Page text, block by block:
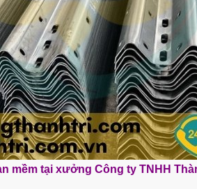
mềm tại xưởng Công ty TNHH